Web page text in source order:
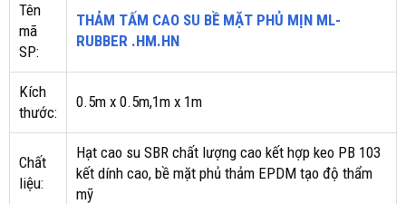
Tên
mã
SP:
THẢM TẤM CAO SU BỀ MẶT PHỦ MỊN ML-
RUBBER .HM.HN
Kích
thước:
0.5m x 0.5m,1m x 1m
Chất
liệu:
Hạt cao su SBR chất lượng cao kết hợp keo PB 103
kết dính cao, bề mặt phủ thảm EPDM tạo độ thẩm
mỹ